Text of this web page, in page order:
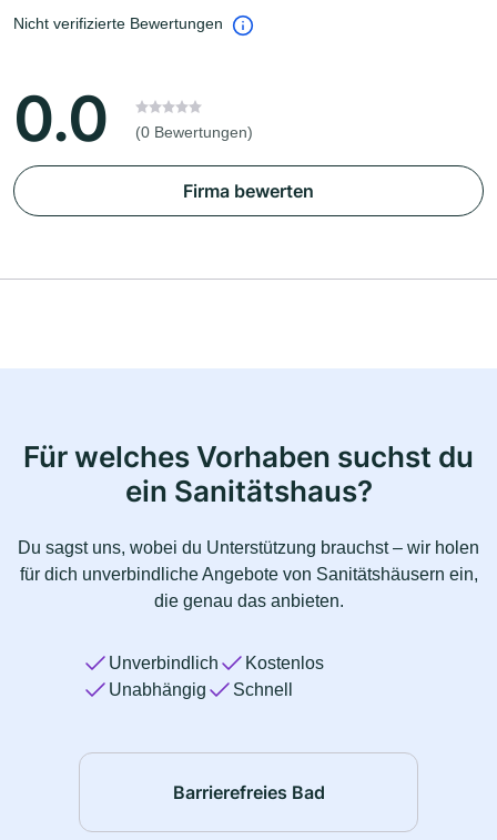
Nicht verifizierte Bewertungen
0.0 (0 Bewertungen)
Firma bewerten
Für welches Vorhaben suchst du
ein Sanitätshaus?
Du sagst uns, wobei du Unterstützung brauchst – wir holen
für dich unverbindliche Angebote von Sanitätshäusern ein,
die genau das anbieten.
Unverbindlich
Kostenlos
Unabhängig
Schnell
Barrierefreies Bad